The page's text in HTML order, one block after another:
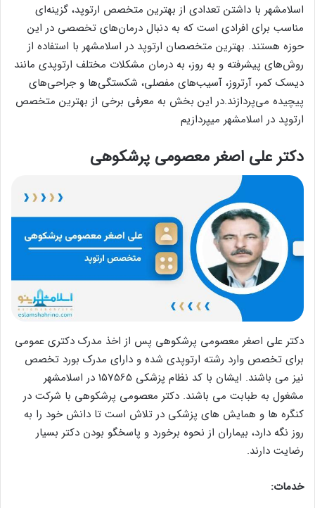
اسلامشهر با داشتن تعدادی از بهترین متخصص ارتوپد، گزینه‌ای
مناسب برای افرادی است که به دنبال درمان‌های تخصصی در این
حوزه هستند. بهترین متخصصان ارتوپد در اسلامشهر با استفاده از
روش‌های پیشرفته و به روز، به درمان مشکلات مختلف ارتوپدی مانند
دیسک کمر، آرتروز، آسیب‌های مفصلی، شکستگی‌ها و جراحی‌های
پیچیده می‌پردازند.در این بخش به معرفی برخی از بهترین متخصص
ارتوپد در اسلامشهر میپردازیم
دکتر علی اصغر معصومی پرشکوهی
دکتر علی اصغر معصومی پرشکوهی پس از اخذ مدرک دکتری عمومی
برای تخصص وارد رشته ارتوپدی شده و دارای مدرک بورد تخصص
نیز می باشند. ایشان با کد نظام پزشکی 157565 در اسلامشهر
مشغول به طبابت می باشند. دکتر معصومی پرشکوهی با شرکت در
کنگره ها و همایش های پزشکی در تلاش است تا دانش خود را به
روز نگه دارد، بیماران از نحوه برخورد و پاسخگو بودن دکتر بسیار
رضایت دارند.
خدمات: